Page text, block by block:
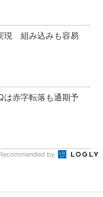
現 組み込みも容易
は赤字転落も通期予
Recommended by